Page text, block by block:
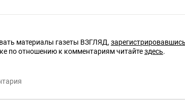
материалы газеты ВЗГЛЯД, зарегистрировавшись
по отношению к комментариям читайтездесь.